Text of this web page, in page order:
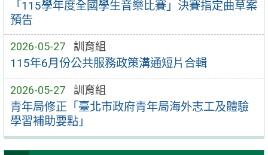
「115學年度全國學生音樂比賽」決賽指定曲草案
預告
2026-05-27 訓育組
115年6月份公共服務政策溝通短片合輯
2026-05-27 訓育組
青年局修正「臺北市政府青年局海外志工及體驗
學習補助要點」